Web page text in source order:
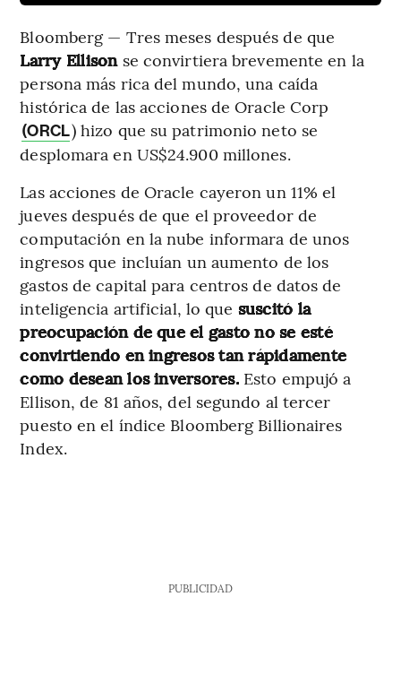
Bloomberg — Tres meses después de que
Larry Ellisonse convirtiera brevemente en la
persona más rica del mundo, una caída
histórica de las acciones de Oracle Corp
(ORCL) hizo que su patrimonio neto se
desplomara en US$24.900 millones.
Las acciones de Oracle cayeron un 11% el
jueves después de que el proveedor de
computación en la nube informara de unos
ingresos que incluían un aumento de los
gastos de capital para centros de datos de
inteligencia artificial, lo que suscitó la
preocupación de que el gasto no se esté
convirtiendo en ingresos tan rápidamente
como desean los inversores. Esto empujó a
Ellison, de 81 años, del segundo al tercer
puesto en el índice Bloomberg Billionaires
Index.
PUBLICIDAD